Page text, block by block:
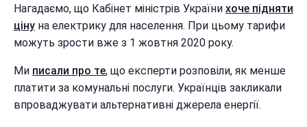
Нагадаємо, що Кабінет міністрів України хоче підняти
ціну на електрику для населення. При цьому тарифи
можуть зрости вже з 1 жовтня 2020 року.
Ми писали про те, що експерти розповіли, як менше
платити за комунальні послуги. Українців закликали
впроваджувати альтернативні джерела енергії.